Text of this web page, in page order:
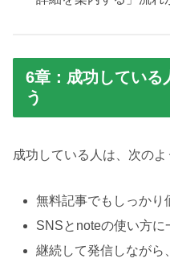
6章：成功している
う
成功している人は、次のよ
無料記事でもしっかり
SNSとnoteの使い方に
継続して発信しながら